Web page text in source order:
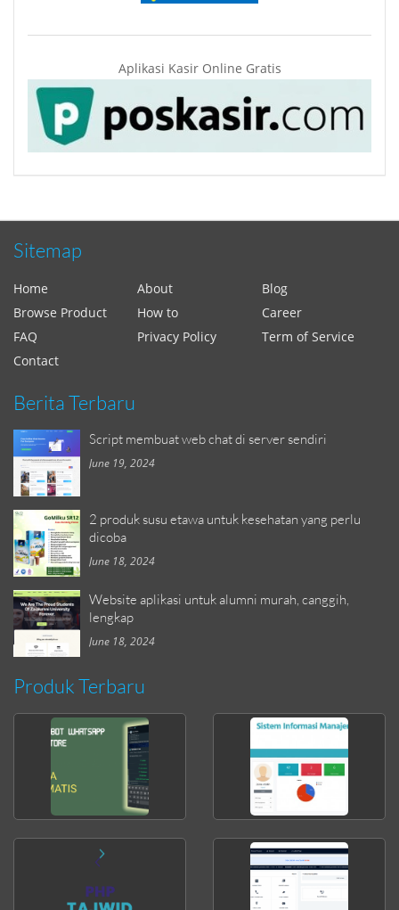
Aplikasi Kasir Online Gratis
Sitemap
Home About
Blog
Browse Product
How to
Career
FAQ
Privacy Policy
Term of Service
Contact
Berita Terbaru
Script membuat web chat di server sendiri
June 19, 2024
2 produk susu etawa untuk kesehatan yang perlu
dicoba
June 18, 2024
Website aplikasi untuk alumni murah, canggih,
lengkap
June 18, 2024
Produk Terbaru